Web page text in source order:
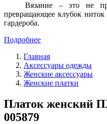
Вязание – это не
превращающее клубок
гардероба.
Подробнее
Главная
Аксессуары одежды
Женские аксессуары
Женские платки
Платок женский
005879